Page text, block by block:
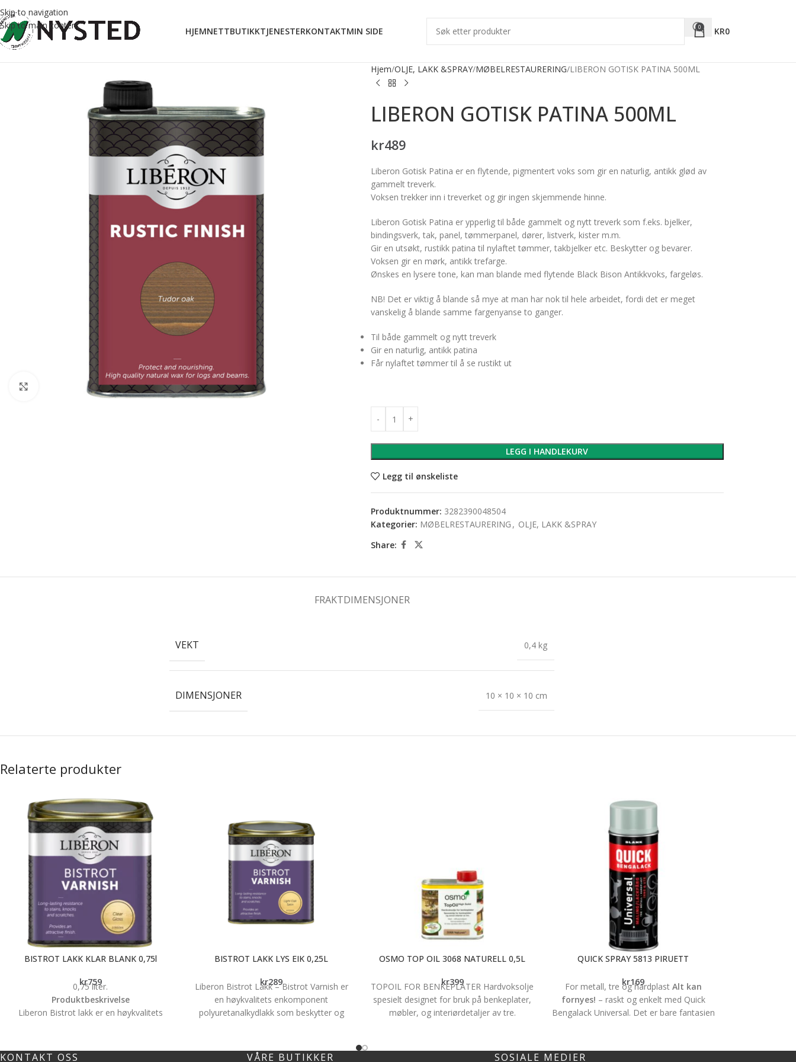
Skip to navigation
Skip to main content
HJEMNETTBUTIKKTJENESTERKONTAKTMIN SIDE 0 KR0
Forstørr bilde
Hjem OLJE, LAKK &SPRAY MØBELRESTAURERING LIBERON GOTISK PATINA 500ML
LIBERON GOTISK PATINA 500ML
kr489
Liberon Gotisk Patina er en flytende, pigmentert voks som gir en naturlig, antikk glød av
gammelt treverk.
Voksen trekker inn i treverket og gir ingen skjemmende hinne.
Liberon Gotisk Patina er ypperlig til både gammelt og nytt treverk som f.eks. bjelker,
bindingsverk, tak, panel, tømmerpanel, dører, listverk, kister m.m.
Gir en utsøkt, rustikk patina til nylaftet tømmer, takbjelker etc. Beskytter og bevarer.
Voksen gir en mørk, antikk trefarge.
Ønskes en lysere tone, kan man blande med flytende Black Bison Antikkvoks, fargeløs.
NB! Det er viktig å blande så mye at man har nok til hele arbeidet, fordi det er meget
vanskelig å blande samme fargenyanse to ganger.
Til både gammelt og nytt treverk
Gir en naturlig, antikk patina
Får nylaftet tømmer til å se rustikt ut
LEGG I HANDLEKURV
Legg til ønskeliste
Produktnummer: 3282390048504
Kategorier: MØBELRESTAURERING , OLJE, LAKK &SPRAY
Share:
FRAKTDIMENSJONER
VEKT 0,4 kg
DIMENSJONER 10 × 10 × 10 cm
Relaterte produkter
BISTROT LAKK KLAR BLANK 0,75l
kr759
0,75 liter.
Produktbeskrivelse
Liberon Bistrot lakk er en høykvalitets
Spesielt godt egnet for trapp, kjøkken,
BISTROT LAKK LYS EIK 0,25L
kr289
Liberon Bistrot Lakk – Bistrot Varnish er
en høykvalitets enkomponent
polyuretanalkydlakk som beskytter og
baderom, listverk etc. som utsettes for
OSMO TOP OIL 3068 NATURELL 0,5L
kr399
TOPOIL FOR BENKEPLATER Hardvoksolje
spesielt designet for bruk på benkeplater,
møbler, og interiørdetaljer av tre.
sitt naturlige utseende. Produktet trekker
QUICK SPRAY 5813 PIRUETT
kr169
For metall, tre og hardplast Alt kan
fornyes! – raskt og enkelt med Quick
Bengalack Universal. Det er bare fantasien
nytt eller gammelt – alt kan få nytt liv!
KONTAKT OSS VÅRE BUTIKKER SOSIALE MEDIER